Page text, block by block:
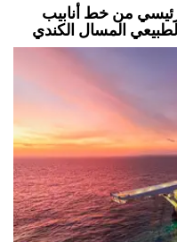
من خط أنابيب
المسال الكندي